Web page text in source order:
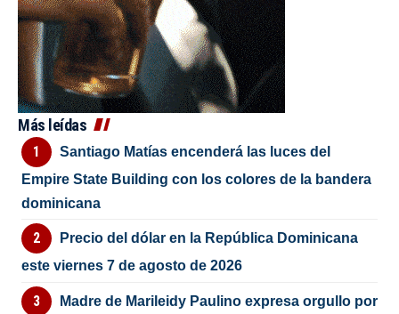
Más leídas
Santiago Matías encenderá las luces del
Empire State Building con los colores de la bandera
dominicana
Precio del dólar en la República Dominicana
este viernes 7 de agosto de 2026
Madre de Marileidy Paulino expresa orgullo por